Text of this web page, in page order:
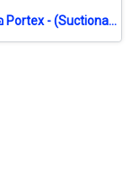
ท่อเจาะคอ Portex - (Suctionaid) มีสายดูดเสมหะ (100/870)